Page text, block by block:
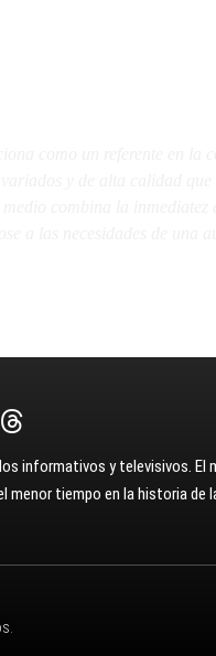
informativos y televisivos. El
menor tiempo en la historia de